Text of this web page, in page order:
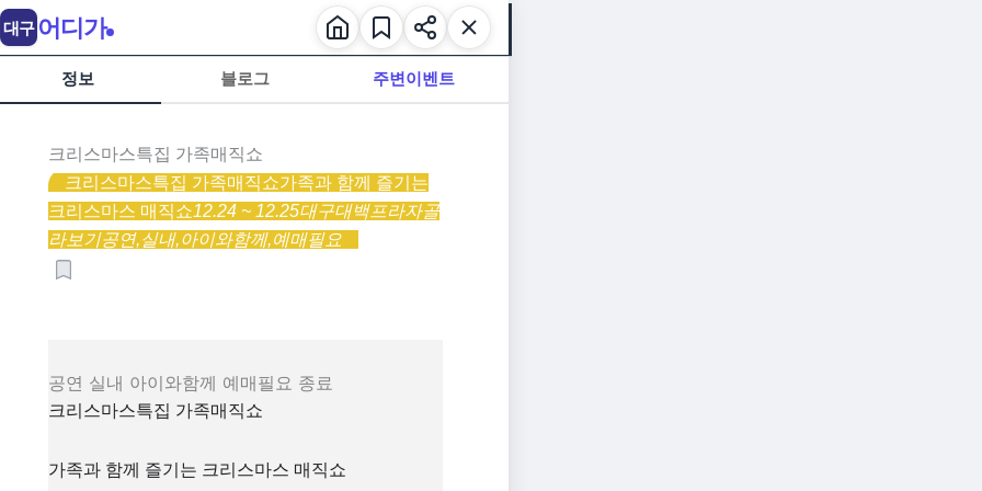
정보 블로그 주변이벤트
크리스마스특집 가족매직쇼
크리스마스특집 가족매직쇼가족과 함께 즐기는
크리스마스 매직쇼12.24 ~ 12.25대구대백프라자골
라보기공연,실내,아이와함께,예매필요
공연 실내 아이와함께 예매필요 종료
크리스마스특집 가족매직쇼
가족과 함께 즐기는 크리스마스 매직쇼
대구 어디가